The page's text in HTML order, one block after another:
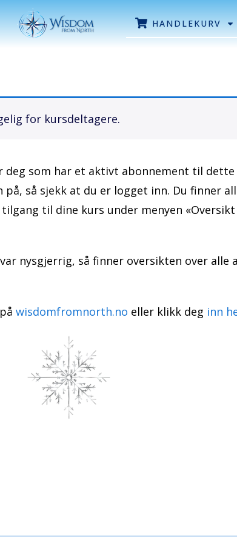
HANDLEKURV
for kursdeltagere.
som har et aktivt abonnement til
så sjekk at du er logget inn. Du finner
til dine kurs under menyen
nysgjerrig, så finner oversikten over
wisdomfromnorth.no eller klikk deg inn